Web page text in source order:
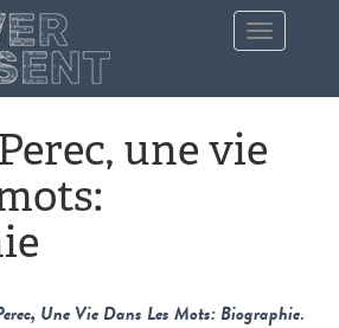
Toggle
navigation
une vie
Une Vie Dans Les Mots: Biographie.